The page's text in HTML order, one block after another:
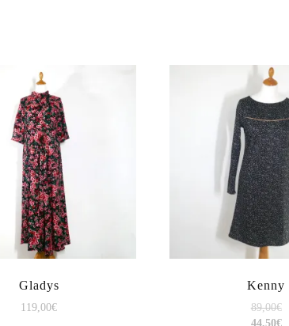
Gladys
119,00€
Kenny
89,00€
44,50€